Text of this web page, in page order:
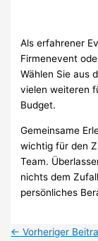
Als erfahrener
Firmenevent
Wählen Sie aus
vielen weiteren
Budget.
Gemeinsame
wichtig für den
Team.
nichts dem
persönliches
← Vorheriger